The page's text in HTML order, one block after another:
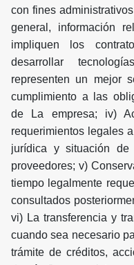
con fines
general, información
impliquen los
desarrollar
representen un mejor
cumplimiento a las
de La empresa; iv)
requerimientos legales
jurídica y situación de
proveedores; v)
tiempo legalmente
consultados
vi) La transferencia y
cuando sea necesario
trámite de créditos,